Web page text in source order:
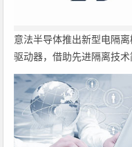
意法半导体推出新型电隔离
驱动器，借助先进隔离技术
电源设计